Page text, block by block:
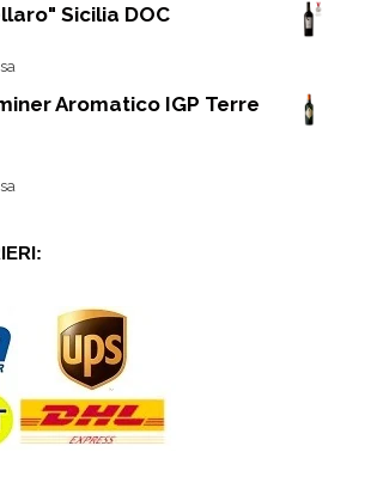
Sicilia DOC
Aromatico IGP Terre